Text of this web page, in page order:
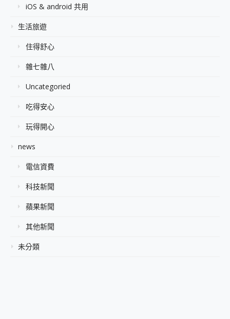
iOS & android 共用
生活旅遊
住得舒心
雜七雜八
Uncategoried
吃得安心
玩得開心
news
電信資費
科技新聞
蘋果新聞
其他新聞
未分類